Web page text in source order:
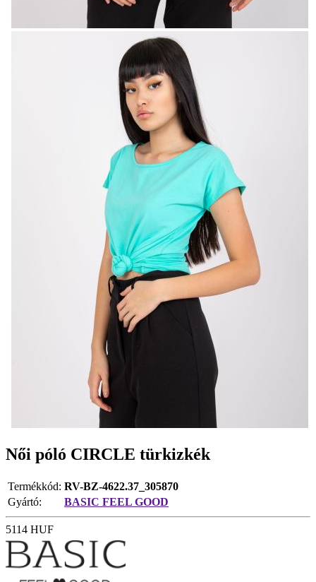
Női póló CIRCLE türkizkék
Termékkód: RV-BZ-4622.37_305870
Gyártó:
BASIC FEEL GOOD
5114 HUF